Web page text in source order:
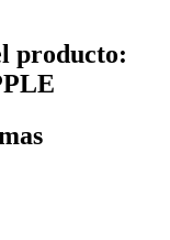
producto: